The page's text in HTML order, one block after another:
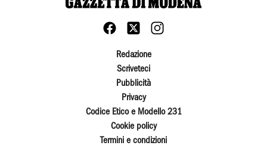
Redazione
Scriveteci
Pubblicità
Privacy
Codice Etico e Modello 231
Cookie policy
Termini e condizioni